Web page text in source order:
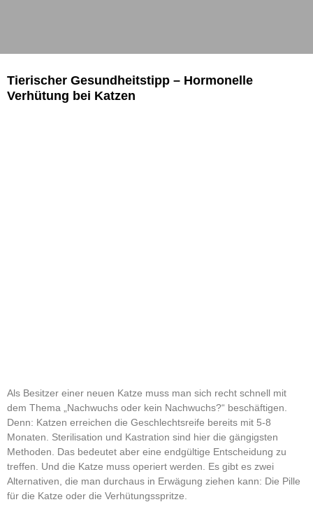
Tierischer Gesundheitstipp – Hormonelle
Verhütung bei Katzen
Als Besitzer einer neuen Katze muss man sich recht schnell mit
dem Thema „Nachwuchs oder kein Nachwuchs?“ beschäftigen.
Denn: Katzen erreichen die Geschlechtsreife bereits mit 5-8
Monaten. Sterilisation und Kastration sind hier die gängigsten
Methoden. Das bedeutet aber eine endgültige Entscheidung zu
treffen. Und die Katze muss operiert werden. Es gibt es zwei
Alternativen, die man durchaus in Erwägung ziehen kann: Die Pille
für die Katze oder die Verhütungsspritze.